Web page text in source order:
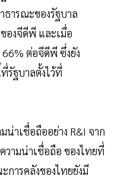
ารณะของรัฐบาล
องจีดีพี และเมื่อ
ต่อจีดีพี ซึ่งยัง
รัฐบาลตั้งไว้ที่
าเชื่อถืออย่าง R&I จาก
ามน่าเชื่อถือ ของไทยที่
การคลังของไทยยังมี